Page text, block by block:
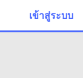
เข้าสู่ระบบ